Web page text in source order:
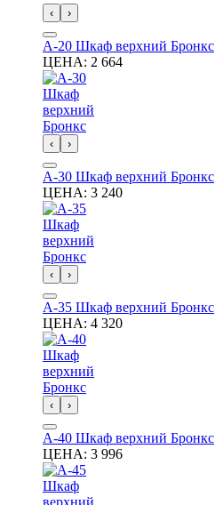
‹ ›
А-20 Шкаф верхний Бронкс
ЦЕНА: 2 664
‹ ›
А-30 Шкаф верхний Бронкс
ЦЕНА: 3 240
‹ ›
А-35 Шкаф верхний Бронкс
ЦЕНА: 4 320
‹ ›
А-40 Шкаф верхний Бронкс
ЦЕНА: 3 996